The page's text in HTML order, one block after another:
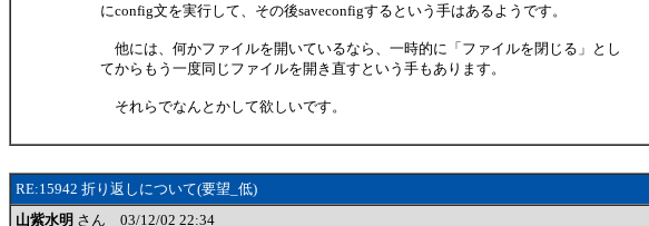
にconfig文を実行して、その後saveconfigするという手はあるようです。
他には、何かファイルを開いているなら、一時的に「ファイルを閉じる」とし
てからもう一度同じファイルを開き直すという手もあります。
それらでなんとかして欲しいです。
RE:15942 折り返しについて(要望_低)
山紫水明 さん 03/12/02 22:34